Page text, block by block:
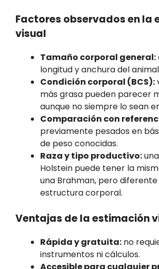
Factores observados en la
visual
Tamaño corporal general:
longitud y anchura del
Condición corporal (BCS):
más grasa pueden parecer
aunque no siempre lo sean
Comparación con
previamente pesados en
de peso conocidas.
Raza y tipo productivo:
Holstein puede tener la
una Brahman, pero
estructura corporal.
Ventajas de la estimación
Rápida y gratuita: no
instrumentos ni cálculos.
Accesible para cualquier